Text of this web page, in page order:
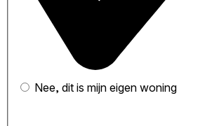
Nee, dit is mijn eigen woning